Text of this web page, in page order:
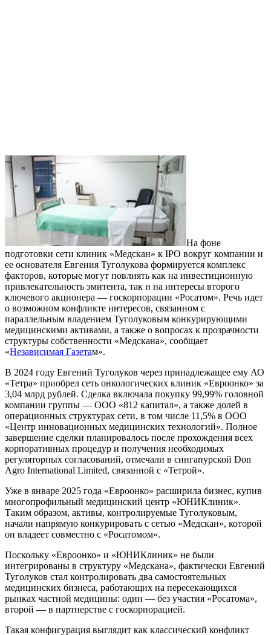
На фоне
подготовки сети клиник «Медскан» к IPO вокруг компании и
ее основателя Евгения Туголукова формируется комплекс
факторов, которые могут повлиять как на инвестиционную
привлекательность эмитента, так и на интересы второго
ключевого акционера — госкорпорации «Росатом». Речь идет
о возможном конфликте интересов, связанном с
параллельным владением Туголуковым конкурирующими
медицинскими активами, а также о вопросах к прозрачности
структуры собственности «Медскана», сообщает
«Независимая Газетам».
В 2024 году Евгений Туголуков через принадлежащее ему АО
«Тетра» приобрел сеть онкологических клиник «Евроонко» за
3,04 млрд рублей. Сделка включала покупку 99,99% головной
компании группы — ООО «812 капитал», а также долей в
операционных структурах сети, в том числе 11,5% в ООО
«Центр инновационных медицинских технологий». Полное
завершение сделки планировалось после прохождения всех
корпоративных процедур и получения необходимых
регуляторных согласований, отмечали в сингапурской Don
Agro International Limited, связанной с «Тетрой».
Уже в январе 2025 года «Евроонко» расширила бизнес, купив
многопрофильный медицинский центр «ЮНИКлиник».
Таким образом, активы, контролируемые Туголуковым,
начали напрямую конкурировать с сетью «Медскан», которой
он владеет совместно с «Росатомом».
Поскольку «Евроонко» и «ЮНИКлиник» не были
интегрированы в структуру «Медскана», фактически Евгений
Туголуков стал контролировать два самостоятельных
медицинских бизнеса, работающих на пересекающихся
рынках частной медицины: один — без участия «Росатома»,
второй — в партнерстве с госкорпорацией.
Такая конфигурация выглядит как классический конфликт